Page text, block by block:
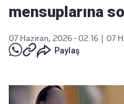
mensuplarına
07 Haziran, 2026 - 02:16
07
Paylaş